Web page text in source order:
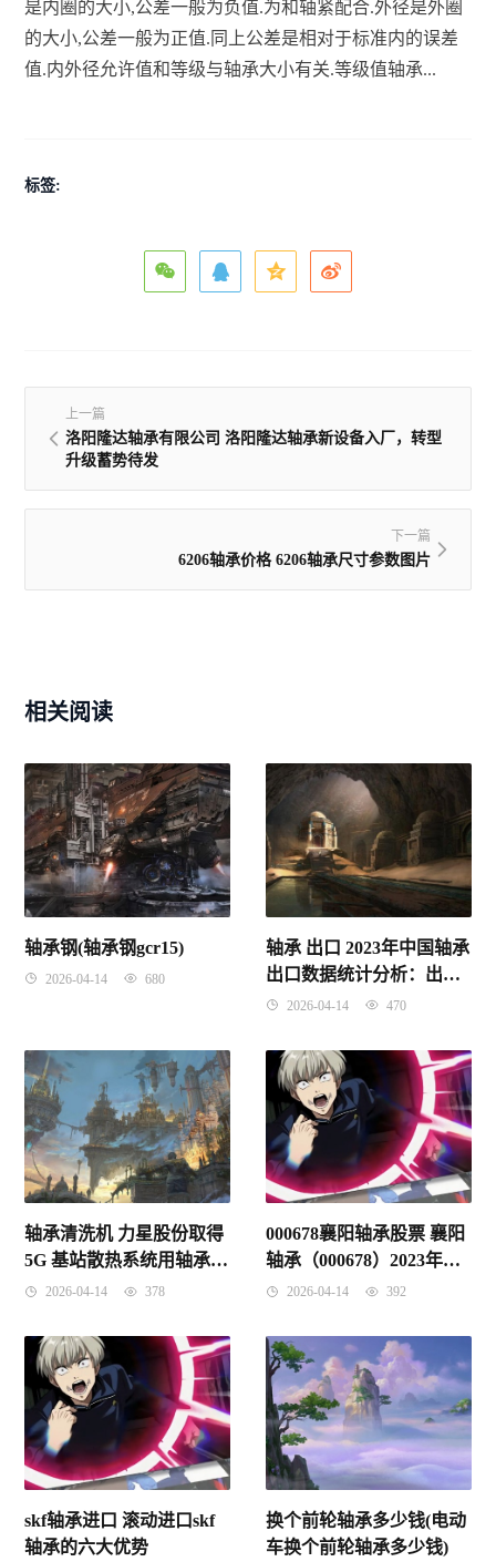
是内圈的大小,公差一般为负值.为和轴紧配合.外径是外圈
的大小,公差一般为正值.同上公差是相对于标准内的误差
值.内外径允许值和等级与轴承大小有关.等级值轴承...
标签:
上一篇
洛阳隆达轴承有限公司 洛阳隆达轴承新设备入厂，转型
升级蓄势待发
下一篇
6206轴承价格 6206轴承尺寸参数图片
相关阅读
轴承钢(轴承钢gcr15)
2026-04-14 680
轴承 出口 2023年中国轴承
出口数据统计分析：出口
量同比下降21%
2026-04-14 470
轴承清洗机 力星股份取得
5G 基站散热系统用轴承钢
球自动清洗机专利，提高
2026-04-14 378
000678襄阳轴承股票 襄阳
轴承（000678）2023年三
季报简析：营收上升亏损
2026-04-14 392
skf轴承进口 滚动进口skf
轴承的六大优势
换个前轮轴承多少钱(电动
车换个前轮轴承多少钱)